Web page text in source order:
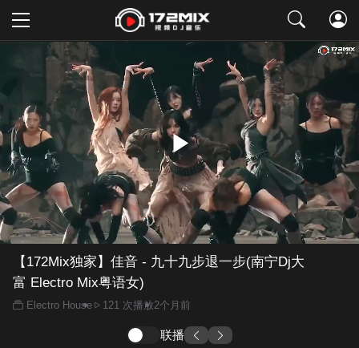
取消
【172Mix独家】佳音 - 九十九步退一步(南宁Dj大
富 Electro Mix粤语女)
Electro House 121 次播放2个月前
联播